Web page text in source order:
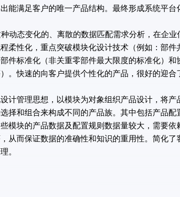
能满足客户的唯一产品结构。最终形成系统平台
动态变化的、离散的数据匹配需求分析，在企业
柔性化，重点突破模块化设计技术（例如：部
件标准化（非关重零部件最大限度的标准化）
。快速的向客户提供个性化的产品，很好的迎合
计管理思想，以模块为对象组织产品设计，将产
择和组合来构成不同的产品族。其中包括产品配
模块的产品数据及配置规则数据量较大，需要
从而保证数据的准确性和知识的重用性。简化
。